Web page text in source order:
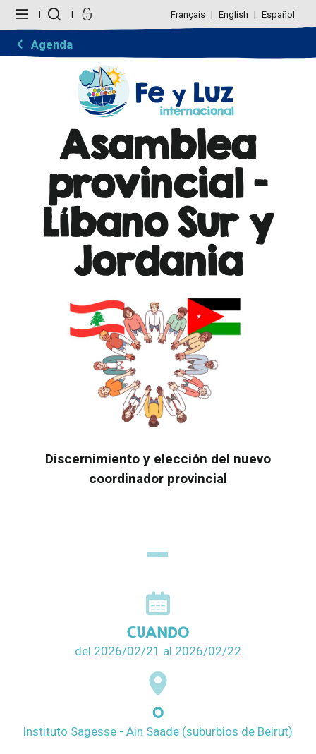
contenido.
navegación
Personales
Français English Español
Agenda
Asamblea
provincial -
Líbano Sur y
Jordania
Discernimiento y elección del nuevo
coordinador provincial
CUANDO
del 2026/02/21 al 2026/02/22
O
Instituto Sagesse - Ain Saade (suburbios de Beirut)